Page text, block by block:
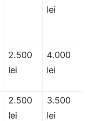
lei
2.500
lei
4.000
lei
2.500
lei
3.500
lei